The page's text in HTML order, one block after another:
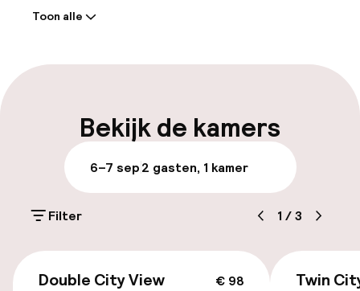
Meertalige medewerkers
Parkeren & mobiliteit
Parkeergelegenheid op eigen terrein
(buiten)
Openbaar parkeren
Toon alle
Bekijk de kamers
6–7 sep2 gasten, 1 kamer
Filter 1 /3
€ 98
Double City View Twin